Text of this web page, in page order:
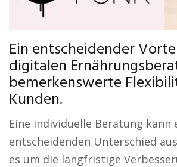
Ein entscheidender
digitalen
bemerkenswerte
Kunden.
Eine individuelle Beratung kann
entscheidenden Unterschied
es um die langfristige